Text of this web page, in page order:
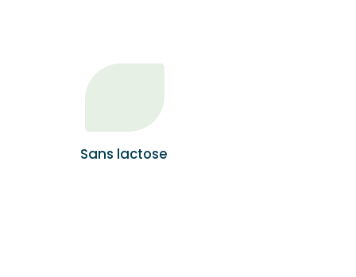
Sans lactose